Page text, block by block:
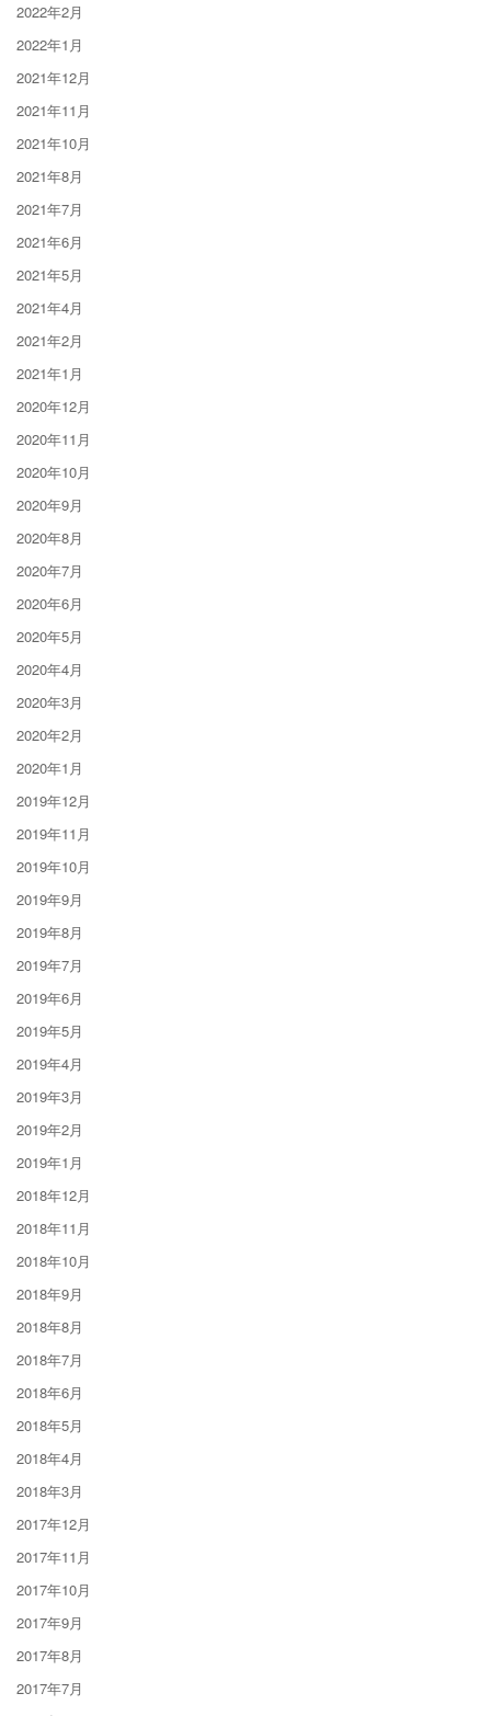
2022年2月
2022年1月
2021年12月
2021年11月
2021年10月
2021年8月
2021年7月
2021年6月
2021年5月
2021年4月
2021年2月
2021年1月
2020年12月
2020年11月
2020年10月
2020年9月
2020年8月
2020年7月
2020年6月
2020年5月
2020年4月
2020年3月
2020年2月
2020年1月
2019年12月
2019年11月
2019年10月
2019年9月
2019年8月
2019年7月
2019年6月
2019年5月
2019年4月
2019年3月
2019年2月
2019年1月
2018年12月
2018年11月
2018年10月
2018年9月
2018年8月
2018年7月
2018年6月
2018年5月
2018年4月
2018年3月
2017年12月
2017年11月
2017年10月
2017年9月
2017年8月
2017年7月